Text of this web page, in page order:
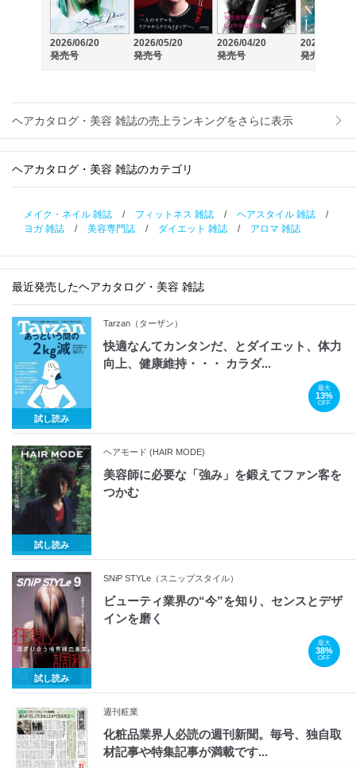
2026/06/20
発売号
2026/05/20
発売号
2026/04/20
発売号
2026/03/20
発売号
ヘアカタログ・美容 雑誌の売上ランキングをさらに表示
ヘアカタログ・美容 雑誌のカテゴリ
メイク・ネイル 雑誌 / フィットネス 雑誌 / ヘアスタイル 雑誌
/
ヨガ 雑誌
/ 美容専門誌 / ダイエット 雑誌 / アロマ 雑誌
最近発売したヘアカタログ・美容 雑誌
試し読み
Tarzan（ターザン）
快適なんてカンタンだ、とダイエット、体力
向上、健康維持・・・ カラダ...
最大
13%
OFF
試し読み
ヘアモード (HAIR MODE)
美容師に必要な「強み」を鍛えてファン客を
つかむ
試し読み
SNiP STYLe（スニップスタイル）
ビューティ業界の“今”を知り、センスとデザ
インを磨く
最大
38%
OFF
週刊粧業
化粧品業界人必読の週刊新聞。毎号、独自取
材記事や特集記事が満載です...